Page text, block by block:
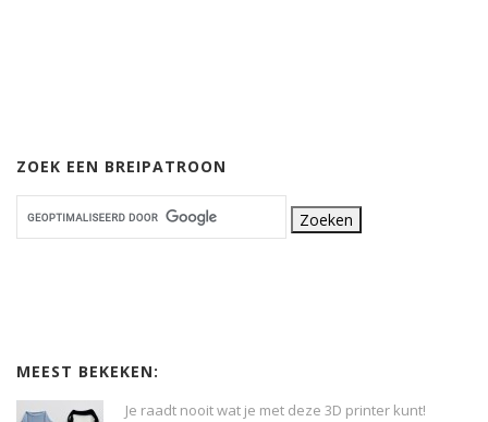
ZOEK EEN BREIPATROON
MEEST BEKEKEN:
Je raadt nooit wat je met deze 3D printer kunt!